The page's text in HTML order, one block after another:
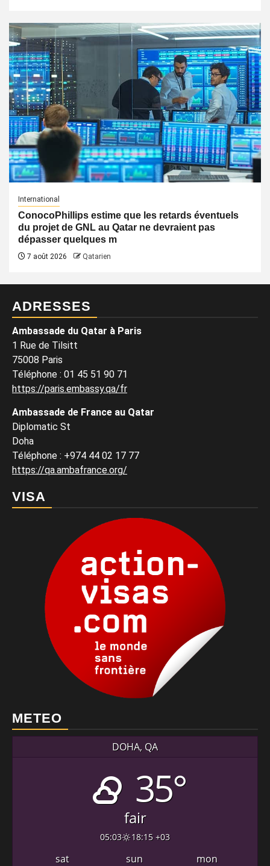
International
ConocoPhillips estime que les retards éventuels
du projet de GNL au Qatar ne devraient pas
dépasser quelques m
7 août 2026 Qatarien
ADRESSES
Ambassade du Qatar à Paris
1 Rue de Tilsitt
75008 Paris
Téléphone : 01 45 51 90 71
https://paris.embassy.qa/fr
Ambassade de France au Qatar
Diplomatic St
Doha
Téléphone : +974 44 02 17 77
https://qa.ambafrance.org/
VISA
METEO
DOHA, QA
35°
fair
05:03 18:15 +03
sat sun mon